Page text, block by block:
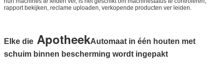
rapport bekijken, reclame uploaden, verkopende producten ver leiden.
Elke die ApotheekAutomaat in één houten met
schuim binnen bescherming wordt ingepakt